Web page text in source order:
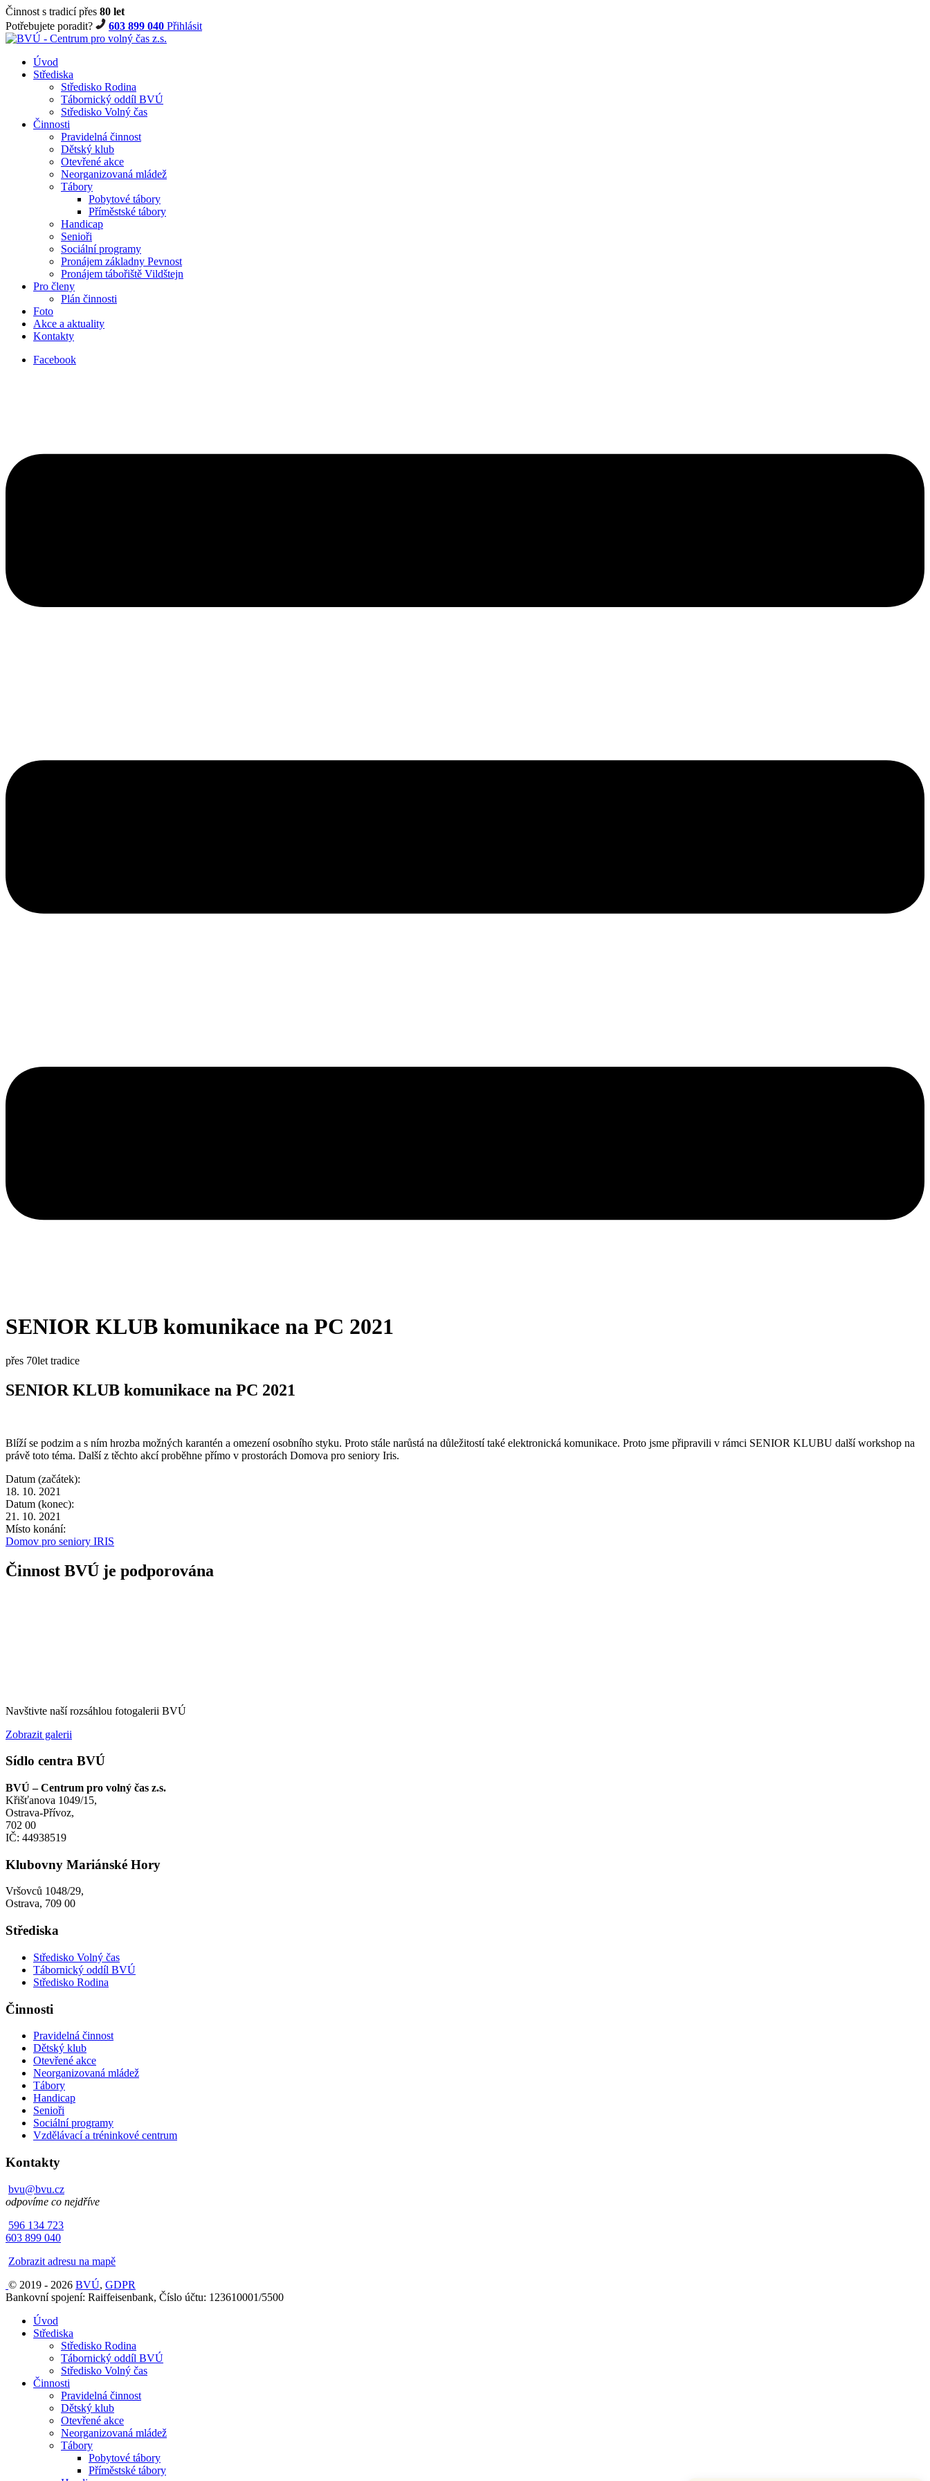
Činnost s tradicí přes 80 let
Potřebujete poradit?
603 899 040 Přihlásit
Úvod
Střediska
Středisko Rodina
Tábornický oddíl BVÚ
Středisko Volný čas
Činnosti
Pravidelná činnost
Dětský klub
Otevřené akce
Neorganizovaná mládež
Tábory
Pobytové tábory
Příměstské tábory
Handicap
Senioři
Sociální programy
Pronájem základny Pevnost
Pronájem tábořiště Vildštejn
Pro členy
Plán činnosti
Foto
Akce a aktuality
Kontakty
Facebook
SENIOR KLUB komunikace na PC 2021
přes 70let tradice
SENIOR KLUB komunikace na PC 2021
Blíží se podzim a s ním hrozba možných karantén a omezení osobního styku. Proto stále narůstá na důležitostí také elektronická komunikace. Proto jsme připravili v rámci SENIOR KLUBU další workshop na
právě toto téma. Další z těchto akcí proběhne přímo v prostorách Domova pro seniory Iris.
Datum (začátek):
18. 10. 2021
Datum (konec):
21. 10. 2021
Místo konání:
Domov pro seniory IRIS
Činnost BVÚ je podporována
Navštivte naší rozsáhlou fotogalerii BVÚ
Zobrazit galerii
Sídlo centra BVÚ
BVÚ – Centrum pro volný čas z.s.
Křišťanova 1049/15,
Ostrava-Přívoz,
702 00
IČ: 44938519
Klubovny Mariánské Hory
Vršovců 1048/29,
Ostrava, 709 00
Střediska
Středisko Volný čas
Tábornický oddíl BVÚ
Středisko Rodina
Činnosti
Pravidelná činnost
Dětský klub
Otevřené akce
Neorganizovaná mládež
Tábory
Handicap
Senioři
Sociální programy
Vzdělávací a tréninkové centrum
Kontakty
bvu@bvu.cz
odpovíme co nejdříve
596 134 723
603 899 040
Zobrazit adresu na mapě
© 2019 - 2026 BVÚ, GDPR
Bankovní spojení: Raiffeisenbank, Číslo účtu: 123610001/5500
Úvod
Střediska
Středisko Rodina
Tábornický oddíl BVÚ
Středisko Volný čas
Činnosti
Pravidelná činnost
Dětský klub
Otevřené akce
Neorganizovaná mládež
Tábory
Pobytové tábory
Příměstské tábory